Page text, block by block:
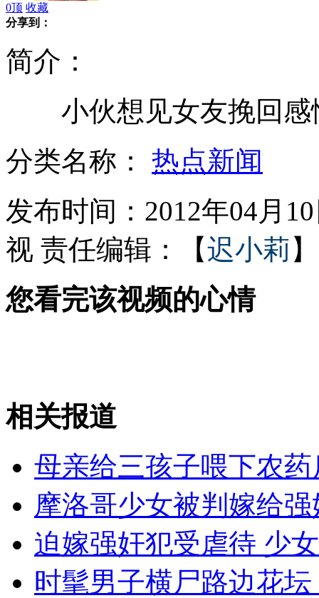
市民手机视频记录汽车自燃全程
男子冒充同性恋 宾馆屡次抢劫得手
保姆低头买单 男童从扶梯空隙坠楼
山西运城恶犬咬伤多人 警民合力深夜将其击毙
女孩北京地铁殴打老人 痛下狠手拳打脚踢
无痛分娩是否安全 医生回应
0顶 收藏
分享到：
简介：
小伙想见女友挽回感
分类名称： 热点新闻
发布时间：2012年04月
视 责任编辑：【迟小莉 】
您看完该视频的心情
相关报道
母亲给三孩子喂下农
摩洛哥少女被判嫁给
迫嫁强奸犯受虐待 少
时髦男子横尸路边花